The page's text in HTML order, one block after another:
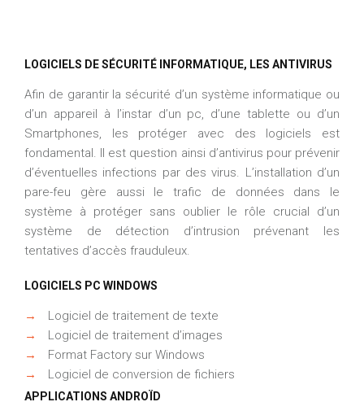
LOGICIELS DE SÉCURITÉ INFORMATIQUE, LES ANTIVIRUS
Afin de garantir la sécurité d’un système informatique ou
d’un appareil à l’instar d’un pc, d’une tablette ou d’un
Smartphones, les protéger avec des logiciels est
fondamental. Il est question ainsi d’antivirus pour prévenir
d’éventuelles infections par des virus. L’installation d’un
pare-feu gère aussi le trafic de données dans le
système à protéger sans oublier le rôle crucial d’un
système de détection d’intrusion prévenant les
tentatives d’accès frauduleux.
LOGICIELS PC WINDOWS
→
Logiciel de traitement de texte
→
Logiciel de traitement d’images
→
Format Factory sur Windows
→
Logiciel de conversion de fichiers
APPLICATIONS ANDROÏD